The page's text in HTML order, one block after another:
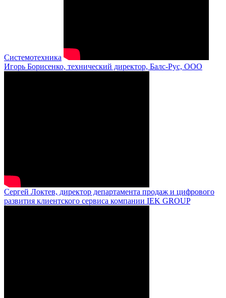
Системотехника
Игорь Борисенко, технический директор, Балс-Рус, ООО
Сергей Локтев, директор департамента продаж и цифрового
развития клиентского сервиса компании IEK GROUP